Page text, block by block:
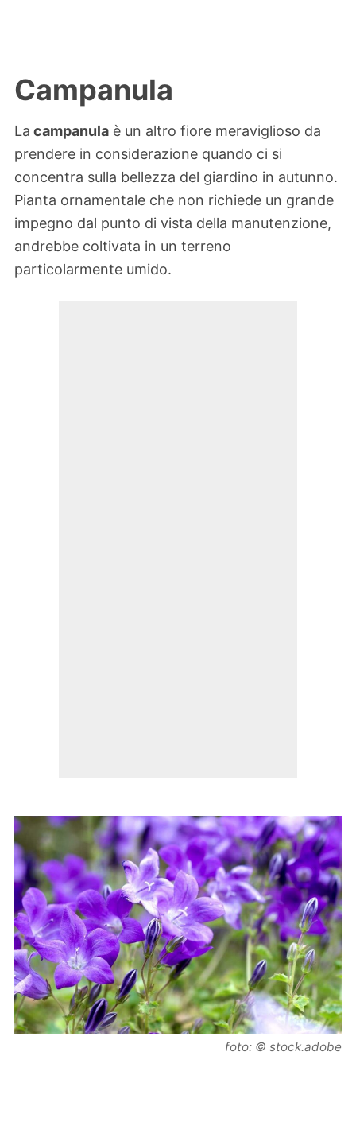
Campanula
La campanula è un altro fiore meraviglioso da
prendere in considerazione quando ci si
concentra sulla bellezza del giardino in autunno.
Pianta ornamentale che non richiede un grande
impegno dal punto di vista della manutenzione,
andrebbe coltivata in un terreno
particolarmente umido.
foto: © stock.adobe